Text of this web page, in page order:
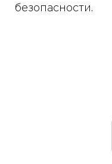
безопасности.